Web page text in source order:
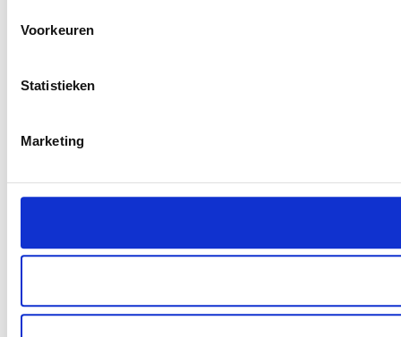
verstrekt of die ze hebben verzameld op basis van uw
Voorkeuren
Statistieken
Marketing